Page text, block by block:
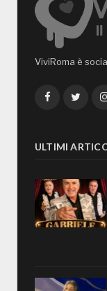
ViviRoma è
Facebook
ULTIMI